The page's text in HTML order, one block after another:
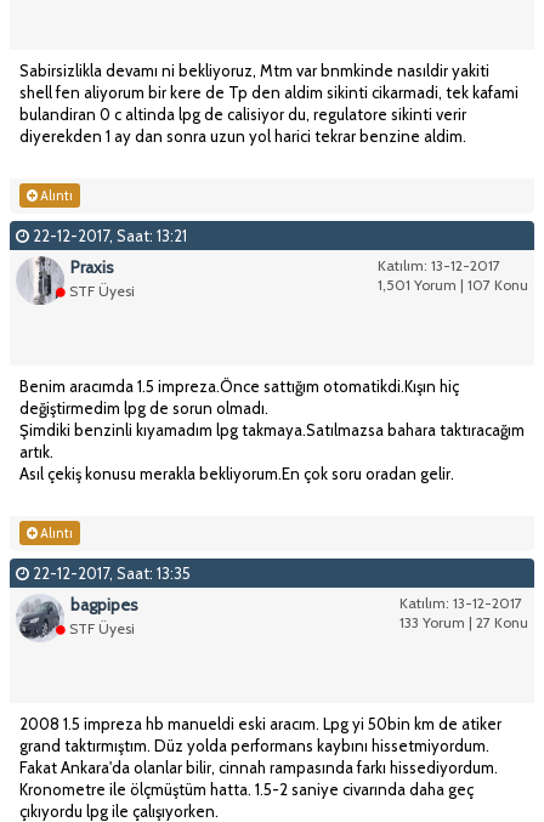
Sabirsizlikla devamı ni bekliyoruz, Mtm var bnmkinde nasıldir yakiti
shell fen aliyorum bir kere de Tp den aldim sikinti cikarmadi, tek kafami
bulandiran 0 c altinda lpg de calisiyor du, regulatore sikinti verir
diyerekden 1 ay dan sonra uzun yol harici tekrar benzine aldim.
Alıntı
22-12-2017, Saat: 13:21
Katılım: 13-12-2017
1,501 Yorum | 107 Konu
Praxis
STF Üyesi
Benim aracımda 1.5 impreza.Önce sattığım otomatikdi.Kışın hiç
değiştirmedim lpg de sorun olmadı.
Şimdiki benzinli kıyamadım lpg takmaya.Satılmazsa bahara taktıracağım
artık.
Asıl çekiş konusu merakla bekliyorum.En çok soru oradan gelir.
Alıntı
22-12-2017, Saat: 13:35
Katılım: 13-12-2017
133 Yorum | 27 Konu
bagpipes
STF Üyesi
2008 1.5 impreza hb manueldi eski aracım. Lpg yi 50bin km de atiker
grand taktırmıştım. Düz yolda performans kaybını hissetmiyordum.
Fakat Ankara'da olanlar bilir, cinnah rampasında farkı hissediyordum.
Kronometre ile ölçmüştüm hatta. 1.5-2 saniye civarında daha geç
çıkıyordu lpg ile çalışıyorken.